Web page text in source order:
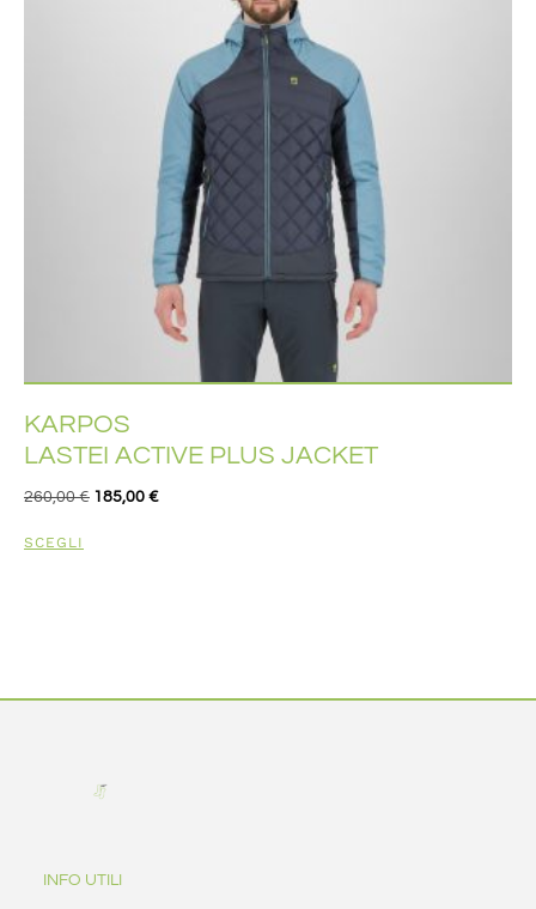
KARPOS
LASTEI ACTIVE PLUS JACKET
260,00€ 185,00 €
SCEGLI
INFO UTILI